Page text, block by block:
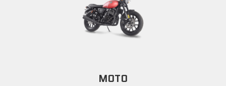
MOTO